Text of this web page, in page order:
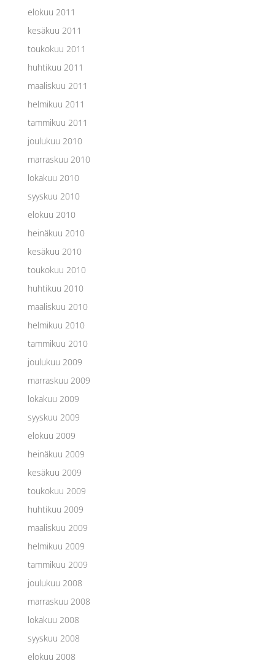
elokuu 2011
kesäkuu 2011
toukokuu 2011
huhtikuu 2011
maaliskuu 2011
helmikuu 2011
tammikuu 2011
joulukuu 2010
marraskuu 2010
lokakuu 2010
syyskuu 2010
elokuu 2010
heinäkuu 2010
kesäkuu 2010
toukokuu 2010
huhtikuu 2010
maaliskuu 2010
helmikuu 2010
tammikuu 2010
joulukuu 2009
marraskuu 2009
lokakuu 2009
syyskuu 2009
elokuu 2009
heinäkuu 2009
kesäkuu 2009
toukokuu 2009
huhtikuu 2009
maaliskuu 2009
helmikuu 2009
tammikuu 2009
joulukuu 2008
marraskuu 2008
lokakuu 2008
syyskuu 2008
elokuu 2008